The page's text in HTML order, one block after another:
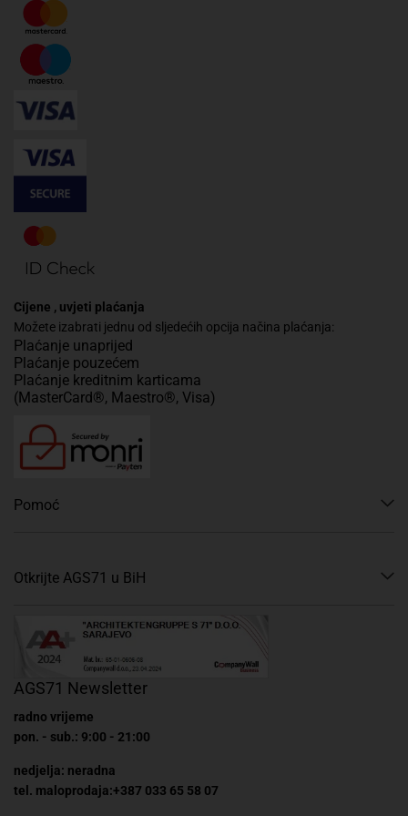
Cijene , uvjeti plaćanja
Možete izabrati jednu od sljedećih opcija načina plaćanja:
Plaćanje unaprijed
Plaćanje pouzećem
Plaćanje kreditnim karticama
(MasterCard®, Maestro®, Visa)
Pomoć
Otkrijte AGS71 u BiH
AGS71 Newsletter
radno vrijeme
pon. - sub.: 9:00 - 21:00
nedjelja: neradna
tel. maloprodaja:+387 033 65 58 07